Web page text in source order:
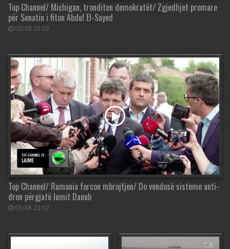
Top Channel/ Michigan, tronditen demokratët/ Zgjedhjet promare
për Senatin i fiton Abdul El-Sayed
05/08 23:03
Top Channel/ Rumania forcon mbrojtjen/ Do vendosë sisteme anti-
dron përgjatë lumit Danub
05/08 23:02